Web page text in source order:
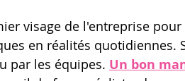
visage de l'entreprise
en réalités quotidiennes.
par les équipes. Un bon